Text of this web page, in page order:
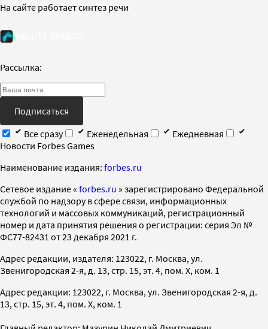
На сайте работает синтез речи
Рассылка:
Подписаться
Все сразу
Еженедельная
Ежедневная
Новости Forbes Games
Наименование издания: forbes.ru
Cетевое издание « forbes.ru » зарегистрировано Федеральной
службой по надзору в сфере связи, информационных
технологий и массовых коммуникаций, регистрационный
номер и дата принятия решения о регистрации: серия Эл №
ФС77-82431 от 23 декабря 2021 г.
Адрес редакции, издателя: 123022, г. Москва, ул.
Звенигородская 2-я, д. 13, стр. 15, эт. 4, пом. X, ком. 1
Адрес редакции: 123022, г. Москва, ул. Звенигородская 2-я, д.
13, стр. 15, эт. 4, пом. X, ком. 1